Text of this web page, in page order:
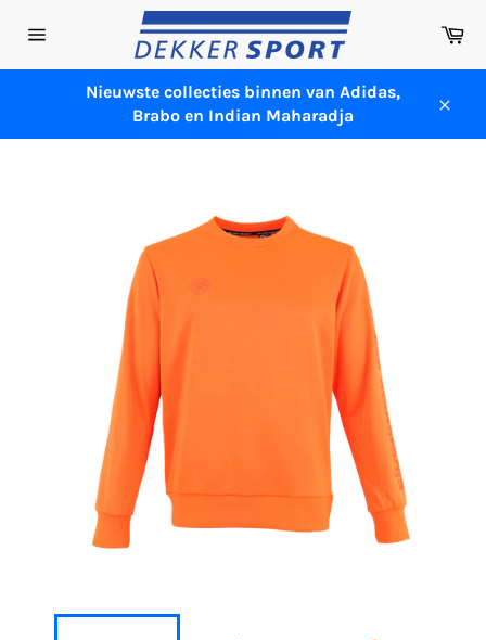
naar
Sitenavigatie
Nieuwste collecties binnen van Adidas,
Brabo en Indian Maharadja